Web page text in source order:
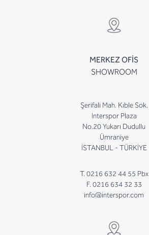
MERKEZ OFİS
SHOWROOM
Şerifali Mah. Kıble Sok.
Interspor Plaza
No.20 Yukarı Dudullu
Ümraniye
İSTANBUL - TÜRKİYE
T. 0216 632 44 55 Pbx
F. 0216 634 32 33
info@interspor.com